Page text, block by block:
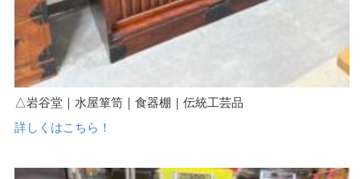
△岩谷堂｜水屋箪笥｜食器棚｜伝統工芸品
詳しくはこちら！